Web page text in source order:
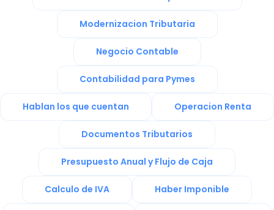
Modernizacion Tributaria
Negocio Contable
Contabilidad para Pymes
Hablan los que cuentan Operacion Renta
Documentos Tributarios
Presupuesto Anual y Flujo de Caja
Calculo de IVA Haber Imponible